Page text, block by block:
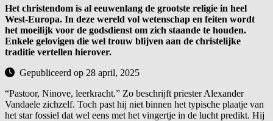
Het christendom is al eeuwenlang de grootste religie in heel
West-Europa. In deze wereld vol wetenschap en feiten wordt
het moeilijk voor de godsdienst om zich staande te houden.
Enkele gelovigen die wel trouw blijven aan de christelijke
traditie vertellen hierover.
Gepubliceerd op 28 april, 2025
“Pastoor, Ninove, leerkracht.” Zo beschrijft priester Alexander
Vandaele zichzelf. Toch past hij niet binnen het typische plaatje van
het star fossiel dat wel eens met het vingertje in de lucht predikt. Hij